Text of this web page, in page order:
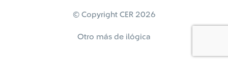
© Copyright CER 2026
Otro más de ilógica